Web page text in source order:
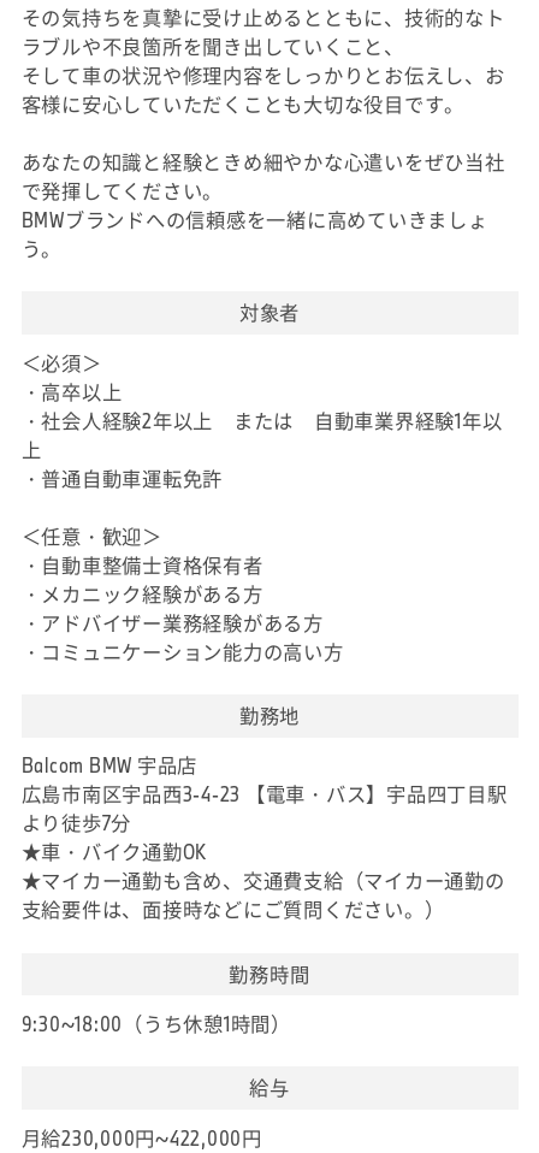
その気持ちを真摯に受け止めるとともに、技術的なト
ラブルや不良箇所を聞き出していくこと、
そして車の状況や修理内容をしっかりとお伝えし、お
客様に安心していただくことも大切な役目です。
あなたの知識と経験ときめ細やかな心遣いをぜひ当社
で発揮してください。
BMWブランドへの信頼感を一緒に高めていきましょ
う。
対象者
＜必須＞
・高卒以上
・社会人経験2年以上 または 自動車業界経験1年以
上
・普通自動車運転免許
＜任意・歓迎＞
・自動車整備士資格保有者
・メカニック経験がある方
・アドバイザー業務経験がある方
・コミュニケーション能力の高い方
勤務地
Balcom BMW 宇品店
広島市南区宇品西3-4-23 【電車・バス】宇品四丁目駅
より徒歩7分
★車・バイク通勤OK
★マイカー通勤も含め、交通費支給（マイカー通勤の
支給要件は、面接時などにご質問ください。）
勤務時間
9:30~18:00（うち休憩1時間）
給与
月給230,000円~422,000円